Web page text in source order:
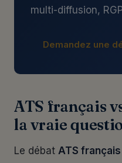
multi-diffusion,
Demandez une
ATS français
la vraie
Le débat ATS français